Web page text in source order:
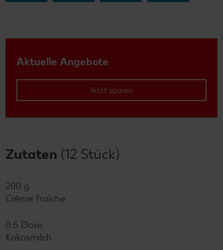
Aktuelle Angebote
Jetzt sparen
Zutaten (12 Stück)
200 g
Crème fraîche
0.5 Dose
Kokosmilch